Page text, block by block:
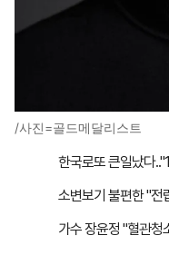
/사진=골드메달리스트